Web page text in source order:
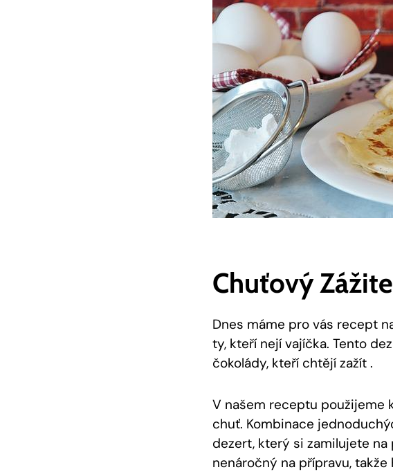
Chuťový⁢
Dnes máme pro vás‍ recept
ty, kteří nejí vajíčka. ‌Tento​
čokolády, kteří chtějí zažít .
V našem ‌receptu použijeme
chuť. Kombinace
dezert, který⁤ si zamilujete
nenáročný na přípravu,